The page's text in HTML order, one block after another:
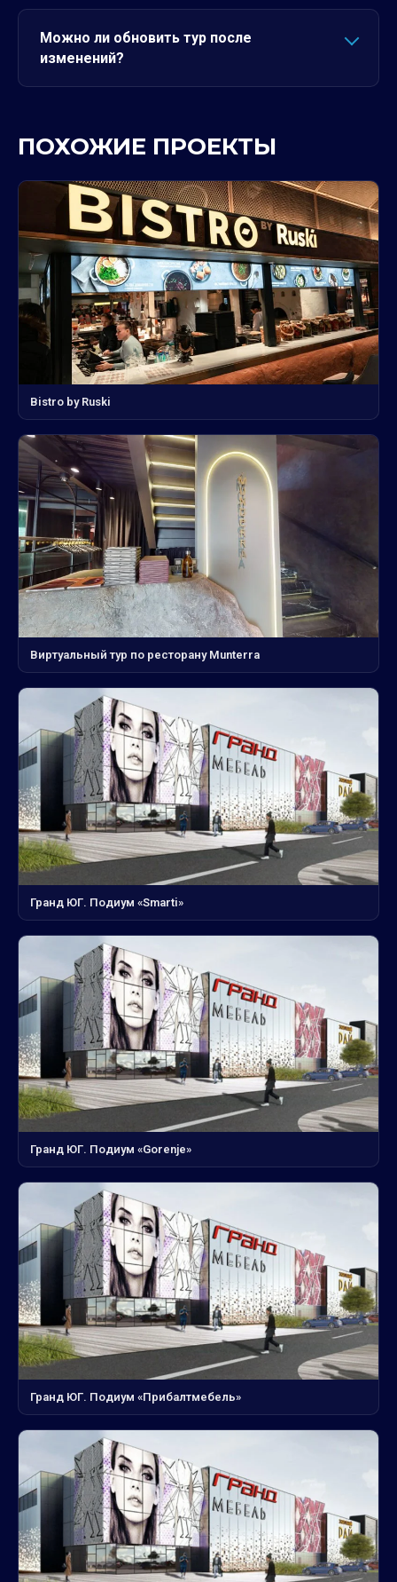
Можно ли обновить тур после
изменений?
ПОХОЖИЕ ПРОЕКТЫ
Bistro by Ruski
Виртуальный тур по ресторану Munterra
Гранд ЮГ. Подиум «Smarti»
Гранд ЮГ. Подиум «Gorenje»
Гранд ЮГ. Подиум «Прибалтмебель»